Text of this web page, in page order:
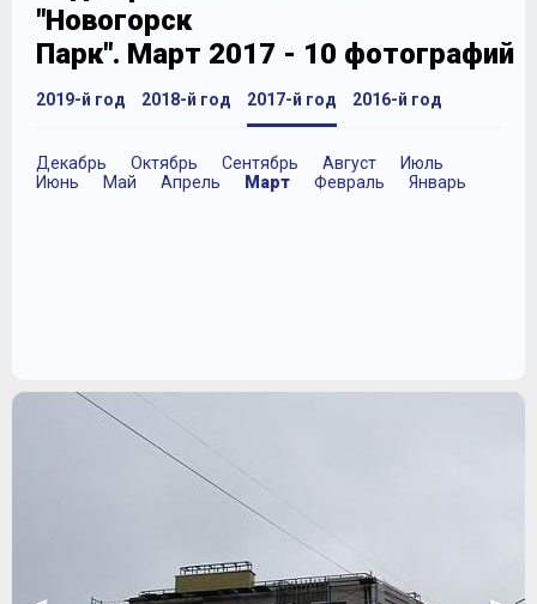
"Новогорск
Парк". Март 2017 - 10 фотографий
2019-й год 2018-й год 2017-й год
Декабрь Октябрь Сентябрь Август
Июль
Июнь
Май Апрель Март Февраль Январь
2016-й год